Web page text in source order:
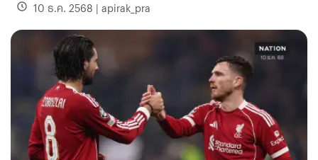
10 ธ.ค. 2568 | apirak_pra